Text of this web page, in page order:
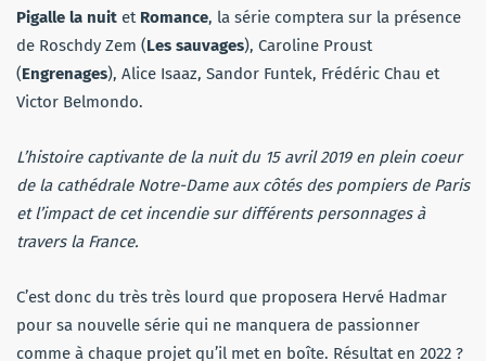
Pigalle la nuit et Romance, la série comptera sur la présence
de Roschdy Zem (Les sauvages), Caroline Proust
(Engrenages), Alice Isaaz, Sandor Funtek, Frédéric Chau et
Victor Belmondo.
L’histoire captivante de la nuit du 15 avril 2019 en plein coeur
de la cathédrale Notre-Dame aux côtés des pompiers de Paris
et l’impact de cet incendie sur différents personnages à
travers la France.
C’est donc du très très lourd que proposera Hervé Hadmar
pour sa nouvelle série qui ne manquera de passionner
comme à chaque projet qu’il met en boîte. Résultat en 2022 ?